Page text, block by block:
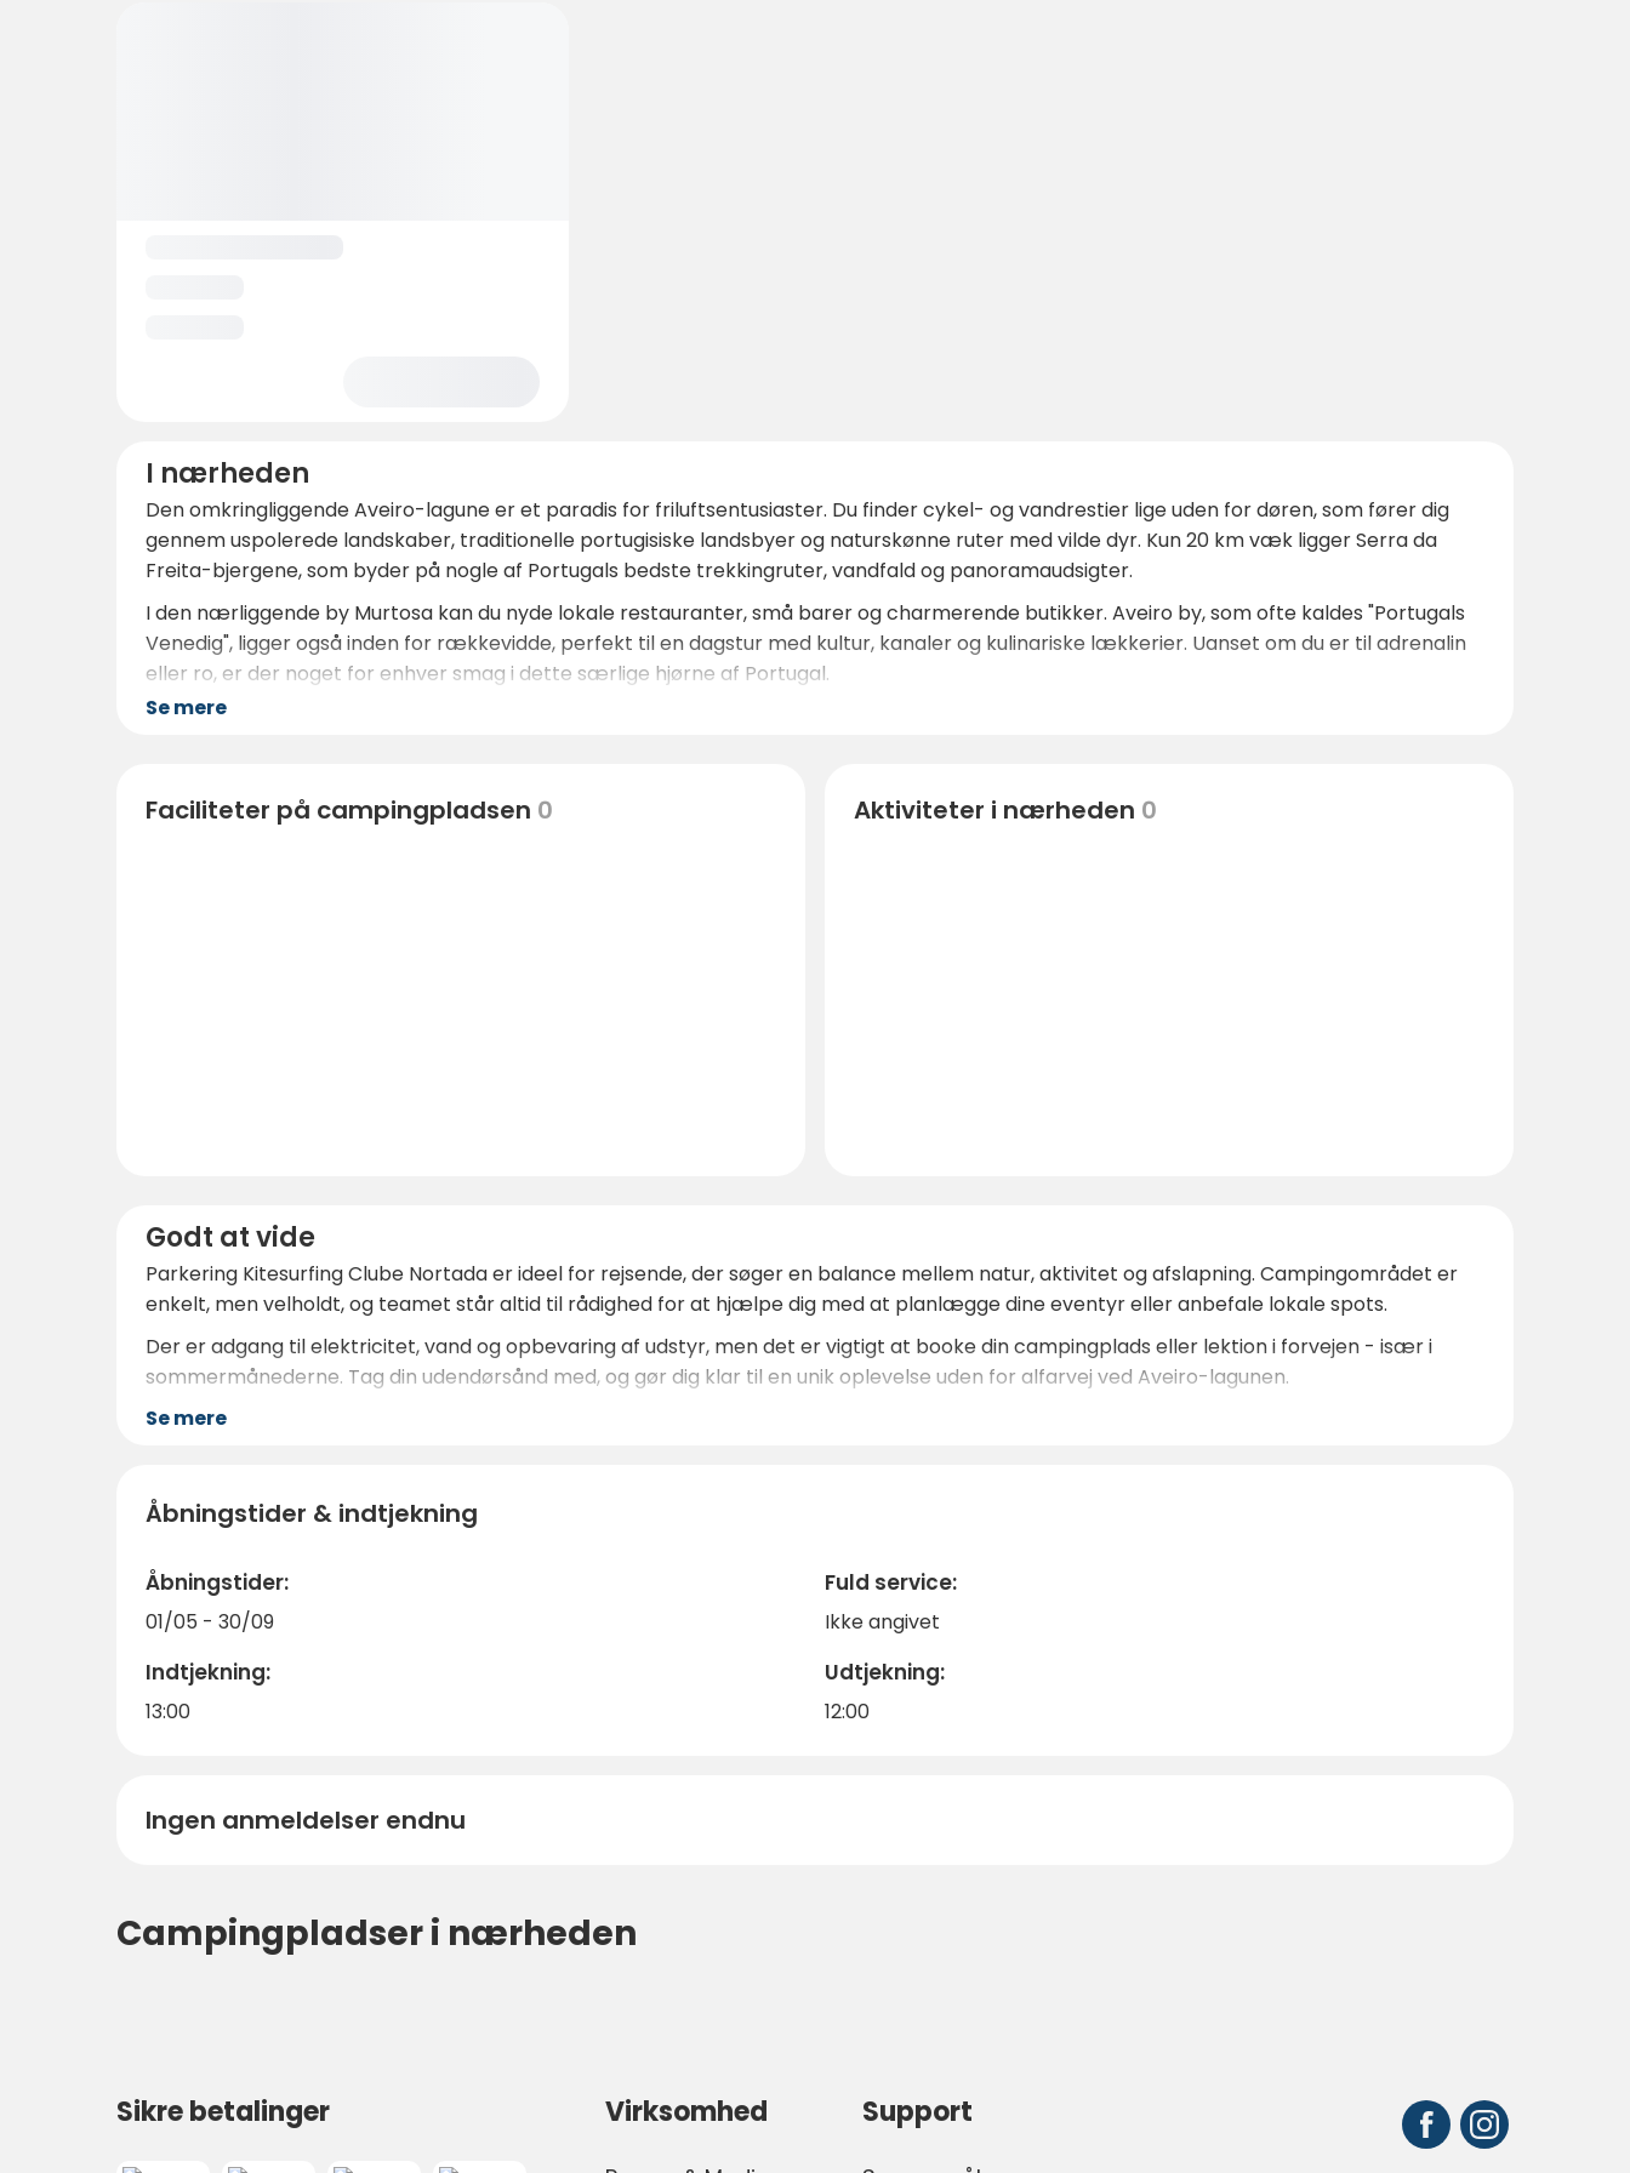
I nærheden
Den omkringliggende Aveiro-lagune er et paradis for friluftsentusiaster. Du finder cykel- og vandrestier lige uden for døren, som fører dig
gennem uspolerede landskaber, traditionelle portugisiske landsbyer og naturskønne ruter med vilde dyr. Kun 20 km væk ligger Serra da
Freita-bjergene, som byder på nogle af Portugals bedste trekkingruter, vandfald og panoramaudsigter.
I den nærliggende by Murtosa kan du nyde lokale restauranter, små barer og charmerende butikker. Aveiro by, som ofte kaldes "Portugals
Venedig", ligger også inden for rækkevidde, perfekt til en dagstur med kultur, kanaler og kulinariske lækkerier. Uanset om du er til adrenalin
eller ro, er der noget for enhver smag i dette særlige hjørne af Portugal.
Se mere
Faciliteter på campingpladsen 0 Aktiviteter i nærheden 0
Godt at vide
Parkering Kitesurfing Clube Nortada er ideel for rejsende, der søger en balance mellem natur, aktivitet og afslapning. Campingområdet er
enkelt, men velholdt, og teamet står altid til rådighed for at hjælpe dig med at planlægge dine eventyr eller anbefale lokale spots.
Der er adgang til elektricitet, vand og opbevaring af udstyr, men det er vigtigt at booke din campingplads eller lektion i forvejen - især i
sommermånederne. Tag din udendørsånd med, og gør dig klar til en unik oplevelse uden for alfarvej ved Aveiro-lagunen.
Se mere
Åbningstider & indtjekning
Åbningstider:
01/05 - 30/09
Fuld service:
Ikke angivet
Indtjekning:
13:00
Udtjekning:
12:00
Ingen anmeldelser endnu
Campingpladser i nærheden
Sikre betalinger Virksomhed Support